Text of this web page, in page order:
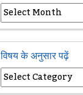
विषय के अनुसार पढ़ें